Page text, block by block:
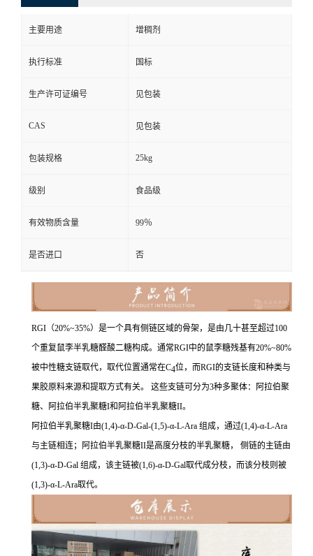
主要用途 增稠剂
执行标准 国标
生产许可证编号 见包装
CAS 见包装
包装规格 25kg
级别 食品级
有效物质含量 99％
是否进口 否
RGI（20%~35%）是一个具有侧链区域的骨架，是由几十甚至超过100
个重复鼠李半乳糖醛酸二糖构成。通常RGI中的鼠李糖残基有20%~80%
被中性糖支链取代，取代位置通常在C4位，而RGI的支链长度和种类与
果胶原料来源和提取方式有关。 这些支链可分为3种多聚体：阿拉伯聚
糖、阿拉伯半乳聚糖I和阿拉伯半乳聚糖II。
阿拉伯半乳聚糖I由(1,4)-α-D-Gal-(1,5)-α-L-Ara 组成，通过(1,4)-α-L-Ara
与主链相连；阿拉伯半乳聚糖II是高度分枝的半乳聚糖， 侧链的主链由
(1,3)-α-D-Gal 组成，该主链被(1,6)-α-D-Gal取代成分枝，而该分枝则被
(1,3)-α-L-Ara取代。